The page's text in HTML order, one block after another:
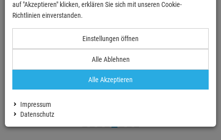
auf "Akzeptieren" klicken, erklären Sie sich mit unseren Cookie-
Richtlinien einverstanden.
Einstellungen öffnen
Alle Ablehnen
Alle Akzeptieren
Impressum
Datenschutz